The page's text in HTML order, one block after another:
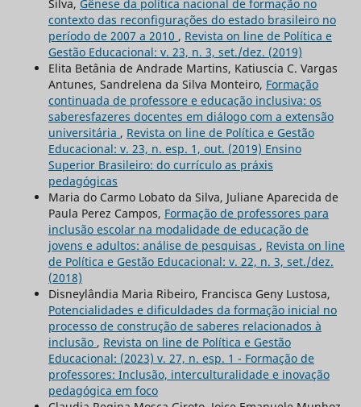
Silva, Gênese da política nacional de formação no
contexto das reconfigurações do estado brasileiro no
período de 2007 a 2010 , Revista on line de Política e
Gestão Educacional: v. 23, n. 3, set./dez. (2019)
Elita Betânia de Andrade Martins, Katiuscia C. Vargas
Antunes, Sandrelena da Silva Monteiro, Formação
continuada de professore e educação inclusiva: os
saberesfazeres docentes em diálogo com a extensão
universitária , Revista on line de Política e Gestão
Educacional: v. 23, n. esp. 1, out. (2019) Ensino
Superior Brasileiro: do currículo as práxis
pedagógicas
Maria do Carmo Lobato da Silva, Juliane Aparecida de
Paula Perez Campos, Formação de professores para
inclusão escolar na modalidade de educação de
jovens e adultos: análise de pesquisas , Revista on line
de Política e Gestão Educacional: v. 22, n. 3, set./dez.
(2018)
Disneylândia Maria Ribeiro, Francisca Geny Lustosa,
Potencialidades e dificuldades da formação inicial no
processo de construção de saberes relacionados à
inclusão , Revista on line de Política e Gestão
Educacional: (2023) v. 27, n. esp. 1 - Formação de
professores: Inclusão, interculturalidade e inovação
pedagógica em foco